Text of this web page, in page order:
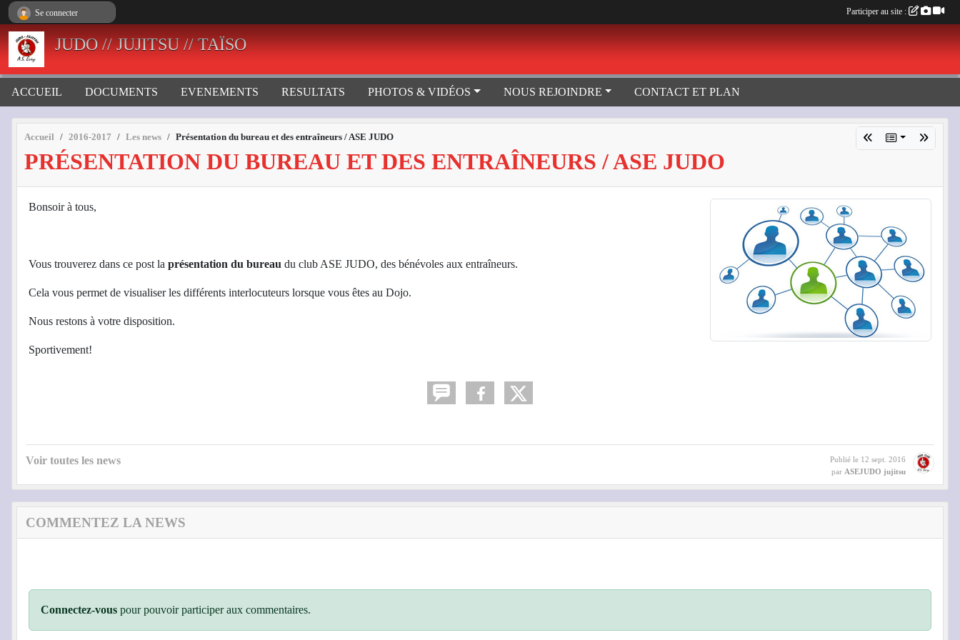
JUDO // JUJITSU // TAÏSO
ACCUEIL DOCUMENTS EVENEMENTS RESULTATS PHOTOS & VIDÉOS NOUS REJOINDRE CONTACT ET PLAN
Accueil 2016-2017 Les news Présentation du bureau et des entraîneurs / ASE JUDO
PRÉSENTATION DU BUREAU ET DES ENTRAÎNEURS / ASE JUDO
Bonsoir à tous,
Vous trouverez dans ce post la présentation du bureau du club ASE JUDO, des bénévoles aux entraîneurs.
Cela vous permet de visualiser les différents interlocuteurs lorsque vous êtes au Dojo.
Nous restons à votre disposition.
Sportivement!
Voir toutes les news Publié le 12 sept. 2016
par ASEJUDO jujitsu
COMMENTEZ LA NEWS
Connectez-vous pour pouvoir participer aux commentaires.
Se connecter Participer au site :
Panneau de gestion des cookies